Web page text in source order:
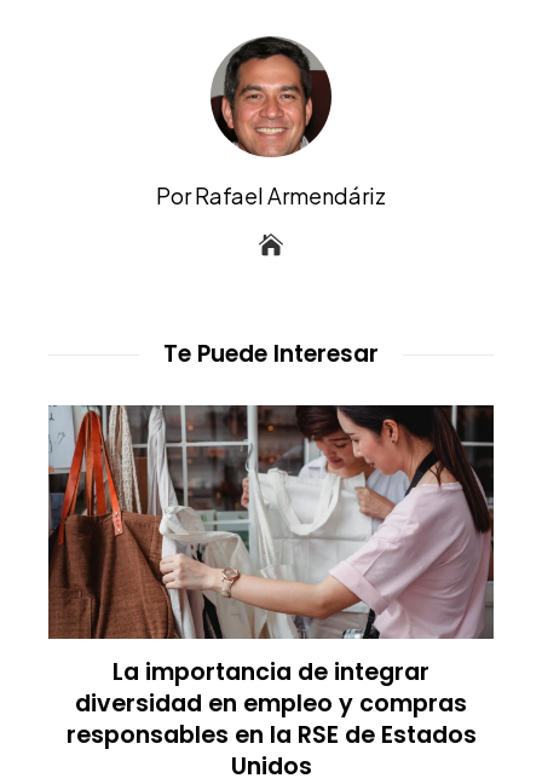
Por Rafael Armendáriz
Te Puede Interesar
La importancia de integrar
diversidad en empleo y compras
responsables en la RSE de Estados
Unidos